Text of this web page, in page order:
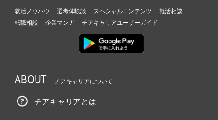
就活ノウハウ 選考体験談 スペシャルコンテンツ
就活相談
転職相談
企業マンガ チアキャリアユーザーガイド
ABOUT チアキャリアについて
チアキャリアとは